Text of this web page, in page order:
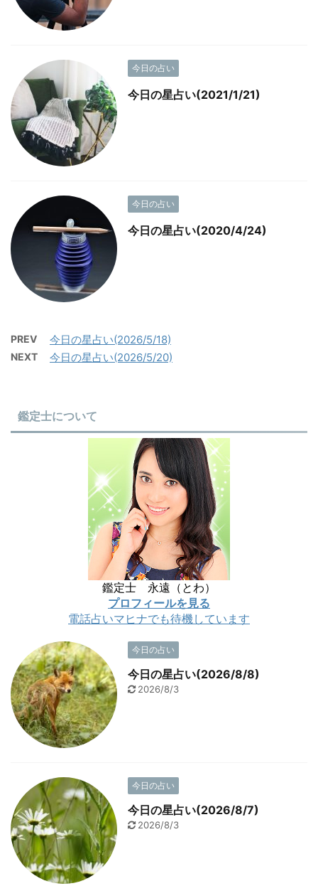
今日の占い
今日の星占い(2021/1/21)
今日の占い
今日の星占い(2020/4/24)
PREV 今日の星占い(2026/5/18)
NEXT 今日の星占い(2026/5/20)
鑑定士について
鑑定士 永遠（とわ）
プロフィールを見る
電話占いマヒナでも待機しています
今日の占い
今日の星占い(2026/8/8)
2026/8/3
今日の占い
今日の星占い(2026/8/7)
2026/8/3